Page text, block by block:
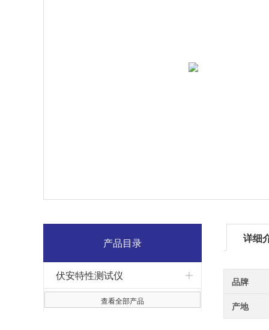
产品目录
伏安特性测试仪
查看全部产品
详细
品牌
产地